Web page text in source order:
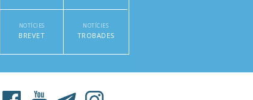
NOTÍCIES
BREVET
NOTÍCIES
TROBADES